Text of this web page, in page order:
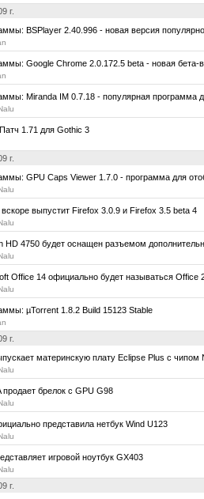
г.
BSPlayer 2.40.996 - новая версия
Google Chrome 2.0.172.5 beta - новая бета-
Miranda IM 0.7.18 - популярная программа
1.71 для Gothic 3
г.
GPU Caps Viewer 1.7.0 - программа для
выпустит Firefox 3.0.9 и Firefox 3.5 beta 4
HD 4750 будет оснащен разъемом
Office 14 официально будет называться Office
µTorrent 1.8.2 Build 15123 Stable
г.
материнскую плату Eclipse Plus с чипом
брелок с GPU G98
представила нетбук Wind U123
игровой ноутбук GX403
г.